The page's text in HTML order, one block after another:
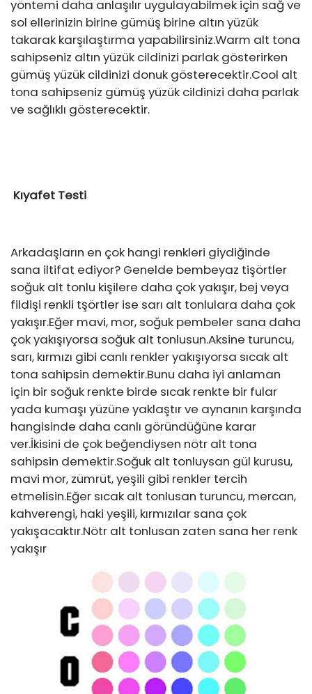
yöntemi daha anlaşılır uygulayabilmek için sağ ve
sol ellerinizin birine gümüş birine altın yüzük
takarak karşılaştırma yapabilirsiniz.Warm alt tona
sahipseniz altın yüzük cildinizi parlak gösterirken
gümüş yüzük cildinizi donuk gösterecektir.Cool alt
tona sahipseniz gümüş yüzük cildinizi daha parlak
ve sağlıklı gösterecektir.
Kıyafet Testi
Arkadaşların en çok hangi renkleri giydiğinde
sana iltifat ediyor? Genelde bembeyaz tişörtler
soğuk alt tonlu kişilere daha çok yakışır, bej veya
fildişi renkli tşörtler ise sarı alt tonlulara daha çok
yakışır.Eğer mavi, mor, soğuk pembeler sana daha
çok yakışıyorsa soğuk alt tonlusun.Aksine turuncu,
sarı, kırmızı gibi canlı renkler yakışıyorsa sıcak alt
tona sahipsin demektir.Bunu daha iyi anlaman
için bir soğuk renkte birde sıcak renkte bir fular
yada kumaşı yüzüne yaklaştır ve aynanın karşında
hangisinde daha canlı göründüğüne karar
ver.İkisini de çok beğendiysen nötr alt tona
sahipsin demektir.Soğuk alt tonluysan gül kurusu,
mavi mor, zümrüt, yeşili gibi renkler tercih
etmelisin.Eğer sıcak alt tonlusan turuncu, mercan,
kahverengi, haki yeşili, kırmızılar sana çok
yakışacaktır.Nötr alt tonlusan zaten sana her renk
yakışır